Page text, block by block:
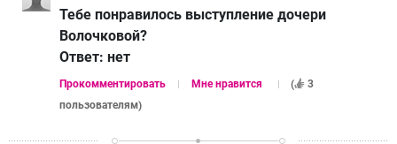
Тебе понравилось выступление дочери
Волочковой?
Ответ: нет
Прокомментировать Мне нравится (
3
пользователям)